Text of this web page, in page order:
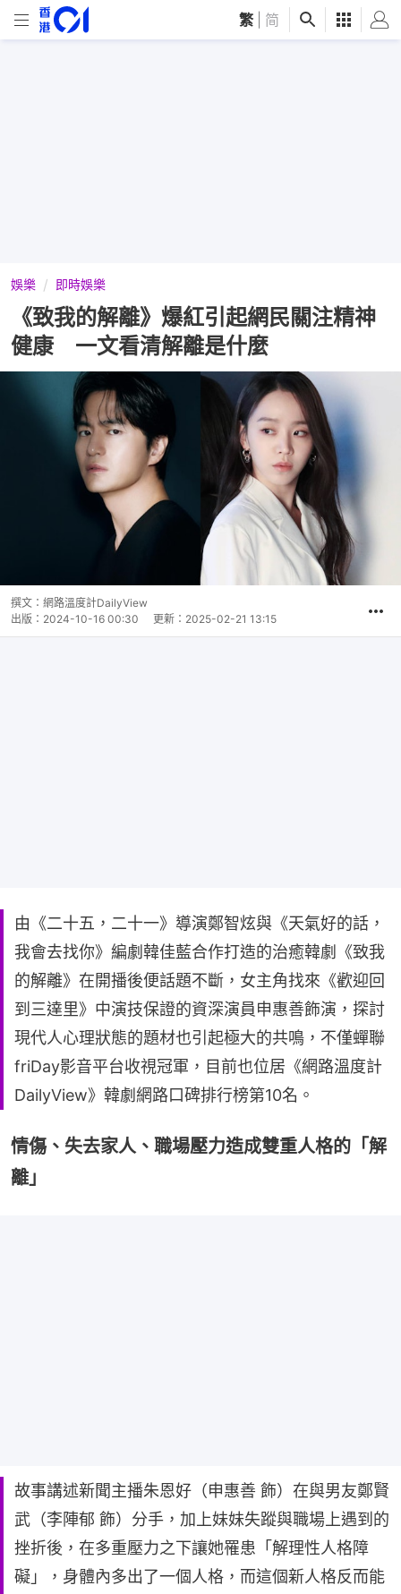
繁 简
娛樂 即時娛樂
《致我的解離》爆紅引起網民關注精神
健康 一文看清解離是什麼
撰文： 網路溫度計DailyView
出版： 2024-10-16 00:30 更新： 2025-02-21 13:15
由《二十五，二十一》導演鄭智炫與《天氣好的話，
我會去找你》編劇韓佳藍合作打造的治癒韓劇《致我
的解離》在開播後便話題不斷，女主角找來《歡迎回
到三達里》中演技保證的資深演員申惠善飾演，探討
現代人心理狀態的題材也引起極大的共鳴，不僅蟬聯
friDay影音平台收視冠軍，目前也位居《網路溫度計
DailyView》韓劇網路口碑排行榜第10名。
情傷、失去家人、職場壓力造成雙重人格的「解
離」
故事講述新聞主播朱恩好（申惠善 飾）在與男友鄭賢
武（李陣郁 飾）分手，加上妹妹失蹤與職場上遇到的
挫折後，在多重壓力之下讓她罹患「解理性人格障
礙」，身體內多出了一個人格，而這個新人格反而能